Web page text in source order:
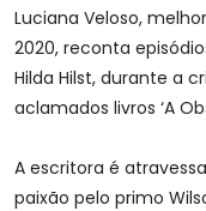
Luciana Veloso,
2020, reconta
Hilda Hilst, durante a
aclamados livros ‘A
A escritora é
paixão pelo primo